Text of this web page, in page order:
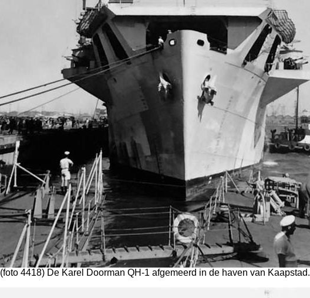
(foto 4418) De Karel Doorman QH-1 afgemeerd in de haven van Kaapstad.